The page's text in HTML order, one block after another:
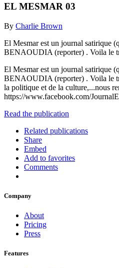
EL MESMAR 03
By Charlie Brown
El Mesmar est un journal satirique
BENAOUDIA (reporter) . Voila le
El Mesmar est un journal satirique
BENAOUDIA (reporter) . Voila le
la politique et de la culture,...nous
https://www.facebook.com/
Read the publication
Related publications
Share
Embed
Add to favorites
Comments
Company
About
Pricing
Press
Features